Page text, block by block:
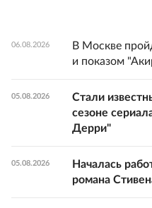
06.08.2026
В Москве
и показом
05.08.2026
Стали
сезоне
Дерри"
05.08.2026
Началась
романа